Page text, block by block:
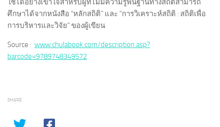
ใช้ได้อย่างเข้าใจสำหรับผู้ที่ไม่มีความรู้พื้นฐานทางสถิติสามารถ
ศึกษาได้จากหนังสือ “หลักสถิติ” และ “การวิเคราะห์สถิติ : สถิติเพื่อ
การบริหารและวิจัย” ของผู้เขียน
Source : www.chulabook.com/description.asp?
barcode=9789748349572
SHARE